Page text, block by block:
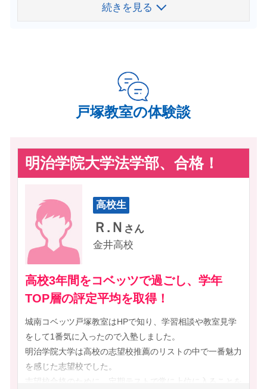
相模女子大学-学芸
相模女子大学-人間社会
産業能率大学-経営
成蹊大学-経済
専修大学-経済
帝京大学-外国語
桐蔭横浜大学-スポーツ
桐蔭横浜大学-法
東海大学-文化社会
東海大学-経営学部
東京工芸大学-芸術
東京都市大学-工
東京都市大学-人間科学
東京農業大学-応用生物
東洋学園大学-現代経営
日本大学-生物資源
日本大学-物理
日本体育大学-児童スポーツ教
育
日本体育大学-保健医療
法政大学-法
フェリス女子大学-国際交流
文教大学-情報
桜丘高校
湘南台高校
逗子高校
横浜市立南高校
横浜国際高校
横浜商業高校
鎌倉女子大学高等部
公文国際学園高等部
湘南白百合学園高校
湘南学院高校
日本大学藤沢高校
藤沢翔陵高校
八洲学園高校
横浜清風高校
※2018~2026年度指導実績
続きを見る武相高校
※2019~2026年度入試実績
舞岡中学校
南戸塚中学校
《私立》
藤嶺学園藤沢中学校
※2018~2026年度指導実績
続きを見る
中学受験
指導実績校
小学校
《公立》
柏尾小学校
汲沢小学校
千秀小学校
名瀬小学校
東汲沢小学校
東戸塚小学校
南戸塚小学校
矢部小学校
※2018~2026年度指導実績
続きを見る
戸塚教室の体験談
明治学院大学法学部、合格！
高校生
Ｒ.Ｎ さん
金井高校
高校3年間をコベッツで過ごし、学年
TOP層の評定平均を取得！
城南コベッツ戸塚教室はHPで知り、学習相談や教室見学
をして1番気に入ったので入塾しました。
明治学院大学は高校の志望校推薦のリストの中で一番魅力
を感じた志望校でした。
志望校合格のために、定期テストで常に上位に入ることを
高校生
Ｎさん
横浜氷取沢
成績向上＆志望校合格、どちらもコベッツ
で！
私は学校の成績が良くありませんでした。
そこで、進学が不安なほど理解できなかった数学の成績向上
のためには「個別指導」しかない！と思い、城南コベッツ戸
塚教室に通い始めました。